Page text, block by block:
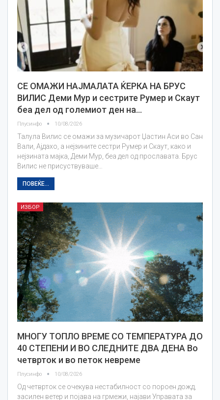
СЕ ОМАЖИ НАЈМАЛАТА ЌЕРКА НА БРУС
ВИЛИС Деми Мур и сестрите Румер и Скаут
беа дел од големиот ден на…
Плусинфо 10/08/2026
Талула Вилис се омажи за музичарот Џастин Аси во Сан
Вали, Ајдахо, а нејзините сестри Румер и Скаут, како и
нејзината мајка, Деми Мур, беа дел од прославата. Брус
Вилис не присуствуваше…
ПОВЕЌЕ...
ИЗБОР
МНОГУ ТОПЛО ВРЕМЕ СО ТЕМПЕРАТУРА ДО
40 СТЕПЕНИ И ВО СЛЕДНИТЕ ДВА ДЕНА Во
четврток и во петок невреме
Плусинфо 10/08/2026
Од четврток се очекува нестабилност со пороен дожд,
засилен ветер и појава на грмежи, најави Управата за